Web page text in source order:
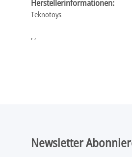
Herstellerinformationen:
Teknotoys
, ,
Newsletter